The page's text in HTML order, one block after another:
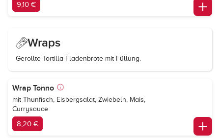
9,10 €
Wraps
Gerollte Tortilla-Fladenbrote mit Füllung.
Wrap Tonno
mit Thunfisch, Eisbergsalat, Zwiebeln, Mais,
Currysauce
8,20 €